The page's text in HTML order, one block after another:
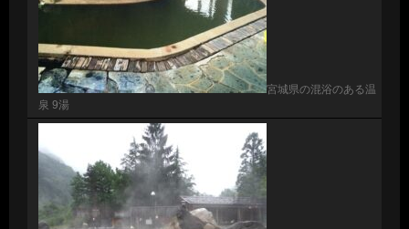
宮城県の混浴のある温
泉 9湯